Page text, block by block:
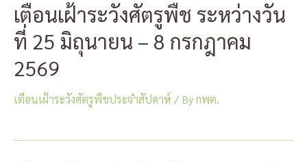
เตือนเฝ้าระวังศัตรูพืช ระหว่างวัน
ที่ 25 มิถุนายน – 8 กรกฎาคม
2569
เตือนเฝ้าระวังศัตรูพืชประจำสัปดาห์ / Byกพต.